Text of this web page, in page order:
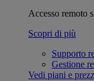
Accesso remoto
Scopri di più
Supporto
Gestione
Vedi piani e